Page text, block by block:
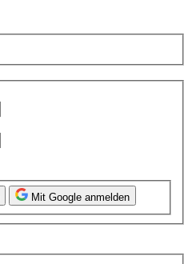
Mit Google anmelden